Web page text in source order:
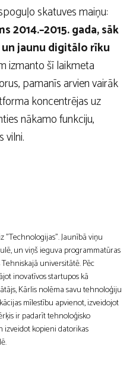
skatuves maiņu:
2014.–2015. gada, sāk
jaunu digitālo rīku
izmanto šī laikmeta
pamanīs arvien vairāk
koncentrējas uz
nākamo funkciju,
vilni.
"Technologijas". Jaunībā viņu
un viņš ieguva programmatūras
universitātē. Pēc
inovatīvos startupos kā
Kārlis nolēma savu tehnoloģiju
mīlestību apvienot, izveidojot
ir padarīt tehnoloģisko
kopieni datorikas